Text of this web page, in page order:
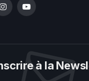
InstagramYouTube
à la